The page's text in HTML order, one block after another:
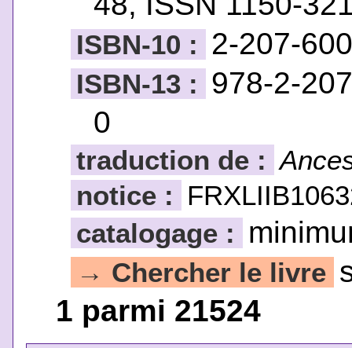
ISBN-10 : 2-207-
ISBN-13 : 978-2-
0
traduction de :
notice :
catalogage :
→ Chercher le livre
1 parmi 21524